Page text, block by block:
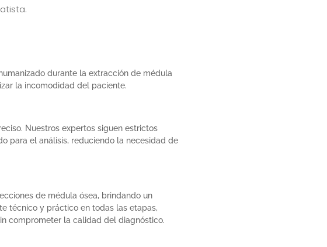
durante la extracción de médula
la incomodidad del paciente.
Nuestros expertos siguen estrictos
para el análisis, reduciendo la necesidad de
de médula ósea, brindando un
técnico y práctico en todas las etapas,
comprometer la calidad del diagnóstico.